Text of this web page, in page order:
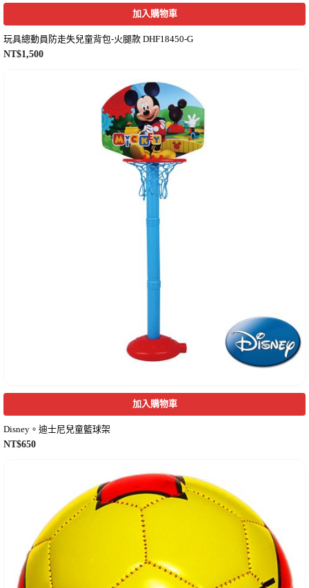
加入購物車
玩具總動員防走失兒童背包-火腿款 DHF18450-G
NT$1,500
加入購物車
Disney。迪士尼兒童籃球架
NT$650